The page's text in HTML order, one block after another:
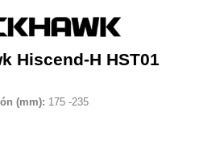
Hiscend-H HST01
(mm): 175 -235